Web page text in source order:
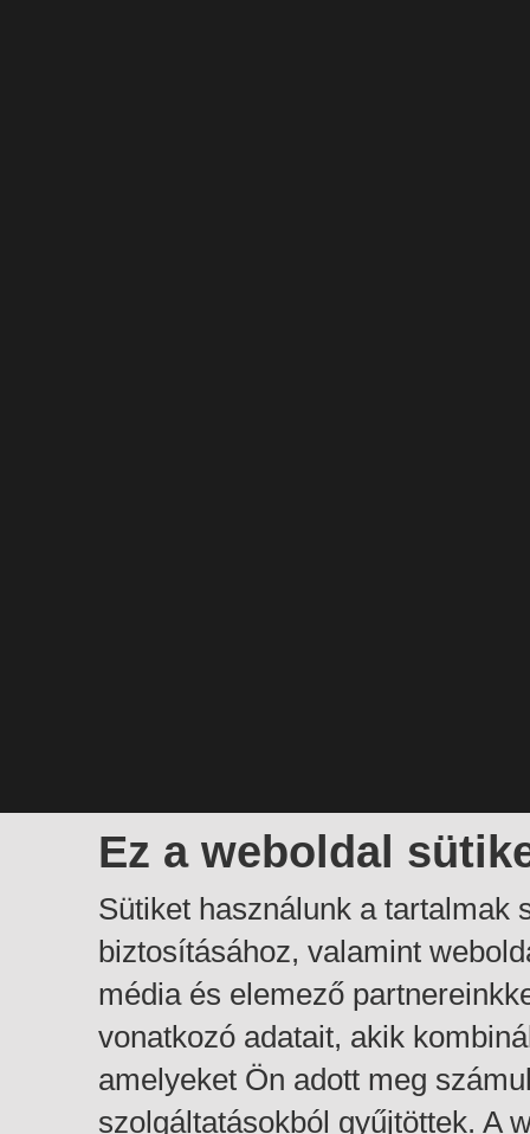
Ez a weboldal
Sütiket használunk a tartalmak
biztosításához, valamint
média és elemező
vonatkozó adatait, akik
amelyeket Ön adott meg
szolgáltatásokból gyűjtöttek. A